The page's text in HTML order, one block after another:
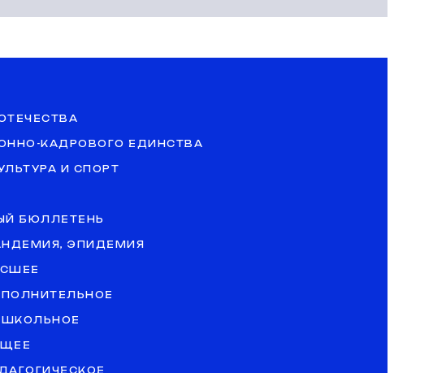
КАДРОВОГО ЕДИНСТВА
И СПОРТ
БЮЛЛЕТЕНЬ
ЭПИДЕМИЯ